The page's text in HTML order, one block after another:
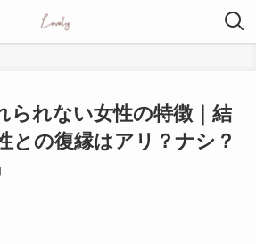
られない女性の特徴｜結
との復縁はアリ？ナシ？